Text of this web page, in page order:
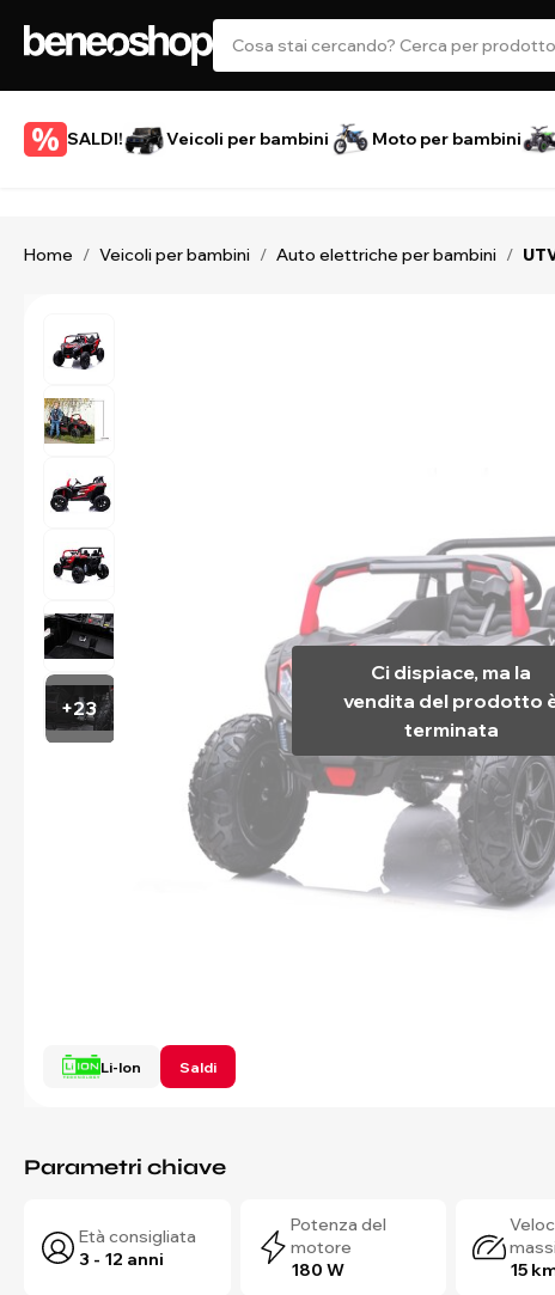
SALDI! Veicoli per bambini Moto per bambini
Home / Veicoli per bambini / Auto elettriche per bambini /
Li-Ion Saldi
Ci dispiace, ma la
vendita del prodotto
terminata
+23
Parametri chiave
Età consigliata
3 - 12 anni
Potenza del
motore
180 W
15